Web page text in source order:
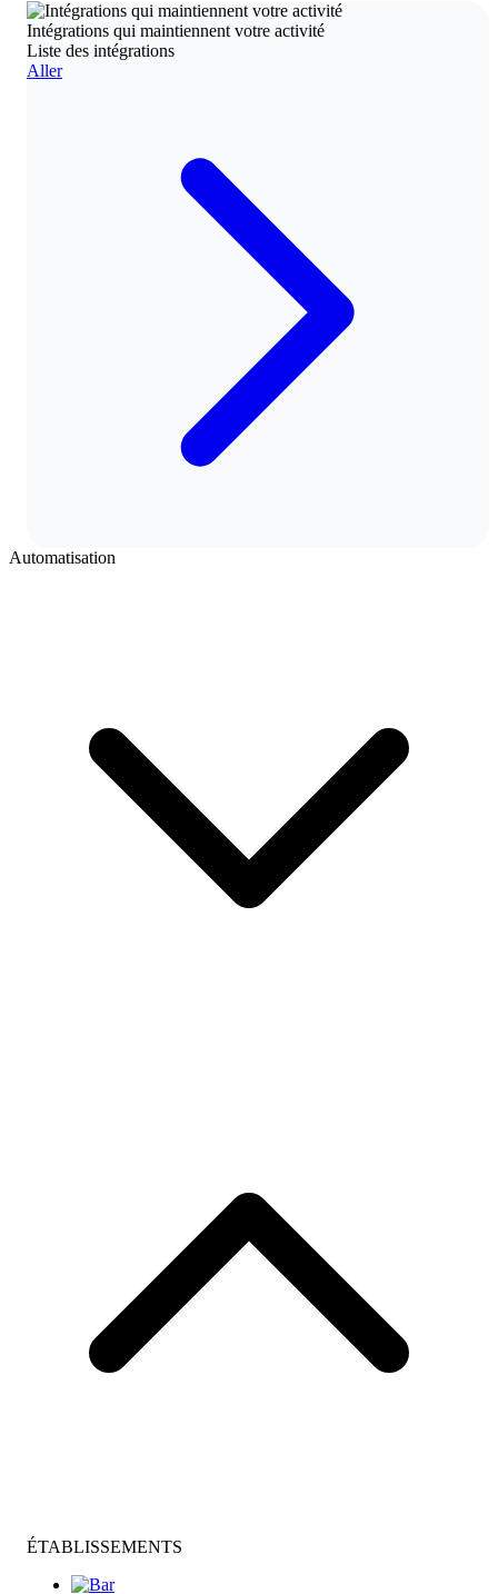
Intégrations qui maintiennent votre activité
Liste des intégrations
Aller
Automatisation
ÉTABLISSEMENTS